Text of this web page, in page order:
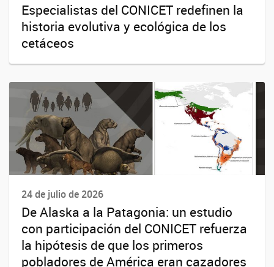
Especialistas del CONICET redefinen la
historia evolutiva y ecológica de los
cetáceos
24 de julio de 2026
De Alaska a la Patagonia: un estudio
con participación del CONICET refuerza
la hipótesis de que los primeros
pobladores de América eran cazadores